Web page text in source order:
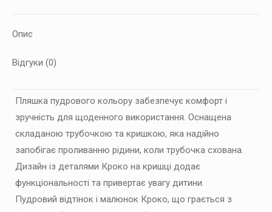
кількість
Опис
Відгуки (0)
Пляшка пудрового кольору забезпечує комфорт і
зручність для щоденного використання. Оснащена
складаною трубочкою та кришкою, яка надійно
запобігає проливанню рідини, коли трубочка схована.
Дизайн із деталями Кроко на кришці додає
функціональності та привертає увагу дитини.
Пудровий відтінок і малюнок Кроко, що грається з